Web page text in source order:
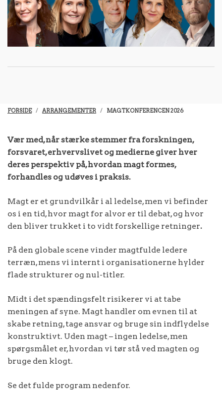
FORSIDE ARRANGEMENTER MAGTKONFERENCEN 2026
Vær med, når stærke stemmer fra forskningen,
forsvaret, erhvervslivet og medierne giver hver
deres perspektiv på, hvordan magt formes,
forhandles og udøves i praksis.
Magt er et grundvilkår i al ledelse, men vi befinder
os i en tid, hvor magt for alvor er til debat, og hvor
den bliver trukket i to vidt forskellige retninger.
På den globale scene vinder magtfulde ledere
terræn, mens vi internt i organisationerne hylder
flade strukturer og nul-titler.
Midt i det spændingsfelt risikerer vi at tabe
meningen af syne. Magt handler om evnen til at
skabe retning, tage ansvar og bruge sin indflydelse
konstruktivt. Uden magt – ingen ledelse, men
spørgsmålet er, hvordan vi tør stå ved magten og
bruge den klogt.
Se det fulde program nedenfor.